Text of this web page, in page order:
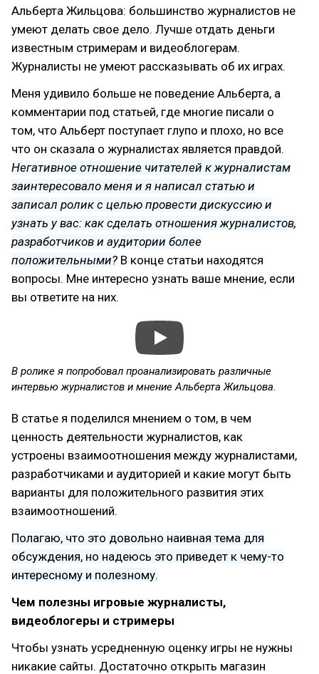
Альберта Жильцова: большинство журналистов не
умеют делать свое дело. Лучше отдать деньги
известным стримерам и видеоблогерам.
Журналисты не умеют рассказывать об их играх.
Меня удивило больше не поведение Альберта, а
комментарии под статьей, где многие писали о
том, что Альберт поступает глупо и плохо, но все
что он сказала о журналистах является правдой.
Негативное отношение читателей к журналистам
заинтересовало меня и я написал статью и
записал ролик с целью провести дискуссию и
узнать у вас: как сделать отношения журналистов,
разработчиков и аудитории более
положительными? В конце статьи находятся
вопросы. Мне интересно узнать ваше мнение, если
вы ответите на них.
В ролике я попробовал проанализировать различные
интервью журналистов и мнение Альберта Жильцова.
В статье я поделился мнением о том, в чем
ценность деятельности журналистов, как
устроены взаимоотношения между журналистами,
разработчиками и аудиторией и какие могут быть
варианты для положительного развития этих
взаимоотношений.
Полагаю, что это довольно наивная тема для
обсуждения, но надеюсь это приведет к чему-то
интересному и полезному.
Чем полезны игровые журналисты,
видеоблогеры и стримеры
Чтобы узнать усредненную оценку игры не нужны
никакие сайты. Достаточно открыть магазин